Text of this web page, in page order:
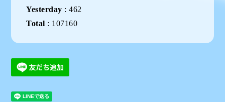
Yesterday :462
Total : 107160